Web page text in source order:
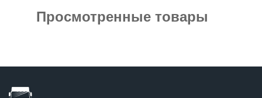
Просмотренные товары